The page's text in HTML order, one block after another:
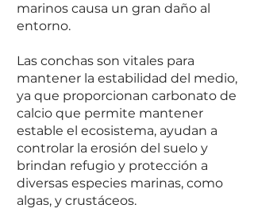
marinos causa un gran daño al
entorno.
Las conchas son vitales para
mantener la estabilidad del medio,
ya que proporcionan carbonato de
calcio que permite mantener
estable el ecosistema, ayudan a
controlar la erosión del suelo y
brindan refugio y protección a
diversas especies marinas, como
algas, y crustáceos.